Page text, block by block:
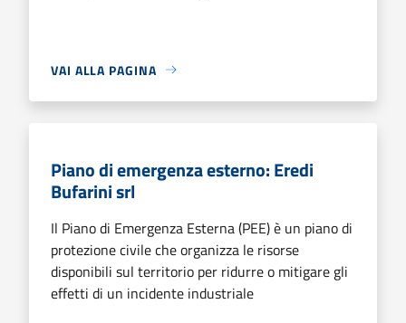
VAI ALLA PAGINA
Piano di emergenza esterno: Eredi
Bufarini srl
Il Piano di Emergenza Esterna (PEE) è un piano di
protezione civile che organizza le risorse
disponibili sul territorio per ridurre o mitigare gli
effetti di un incidente industriale